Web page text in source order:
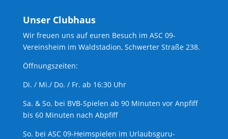
Unser Clubhaus
Wir freuen uns auf euren Besuch im ASC 09-
Vereinsheim im Waldstadion, Schwerter Straße 238.
Öffnungszeiten:
Di. / Mi./ Do. / Fr. ab 16:30 Uhr
Sa. & So. bei BVB-Spielen ab 90 Minuten vor Anpfiff
bis 60 Minuten nach Abpfiff
So. bei ASC 09-Heimspielen im Urlaubsguru-